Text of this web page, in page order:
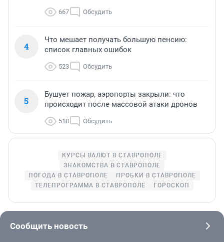
667 Обсудить
4
Что мешает получать большую пенсию:
список главных ошибок
523 Обсудить
5
Бушует пожар, аэропорты закрыли: что
происходит после массовой атаки дронов
518 Обсудить
КУРСЫ ВАЛЮТ В СТАВРОПОЛЕ
ЗНАКОМСТВА В СТАВРОПОЛЕ
ПОГОДА В СТАВРОПОЛЕ
ПРОБКИ В СТАВРОПОЛЕ
ТЕЛЕПРОГРАММА В СТАВРОПОЛЕ
ГОРОСКОП
Сообщить новость